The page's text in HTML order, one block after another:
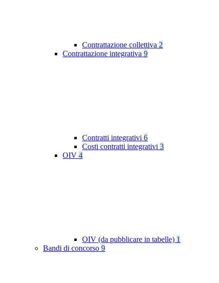
Contrattazione collettiva 2
Contrattazione integrativa 9
Contratti integrativi 6
Costi contratti integrativi 3
OIV 4
OIV (da pubblicare in tabelle) 1
Bandi di concorso 9